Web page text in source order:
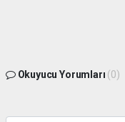
Okuyucu Yorumları (0)